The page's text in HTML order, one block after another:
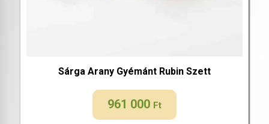
Sárga Arany Gyémánt Rubin Szett
961 000 Ft